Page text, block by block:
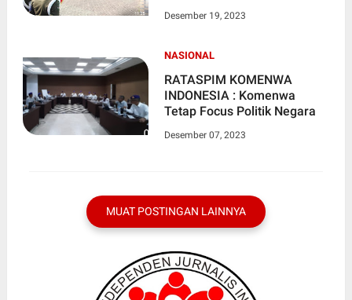
Sebagai IRUP Asisten
Desember 19, 2023
NASIONAL
RATASPIM KOMENWA
INDONESIA : Komenwa
Tetap Focus Politik Negara
Desember 07, 2023
MUAT POSTINGAN LAINNYA